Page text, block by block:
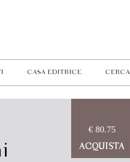
CASA EDITRICE CERCA
€ 80.75
ACQUISTA